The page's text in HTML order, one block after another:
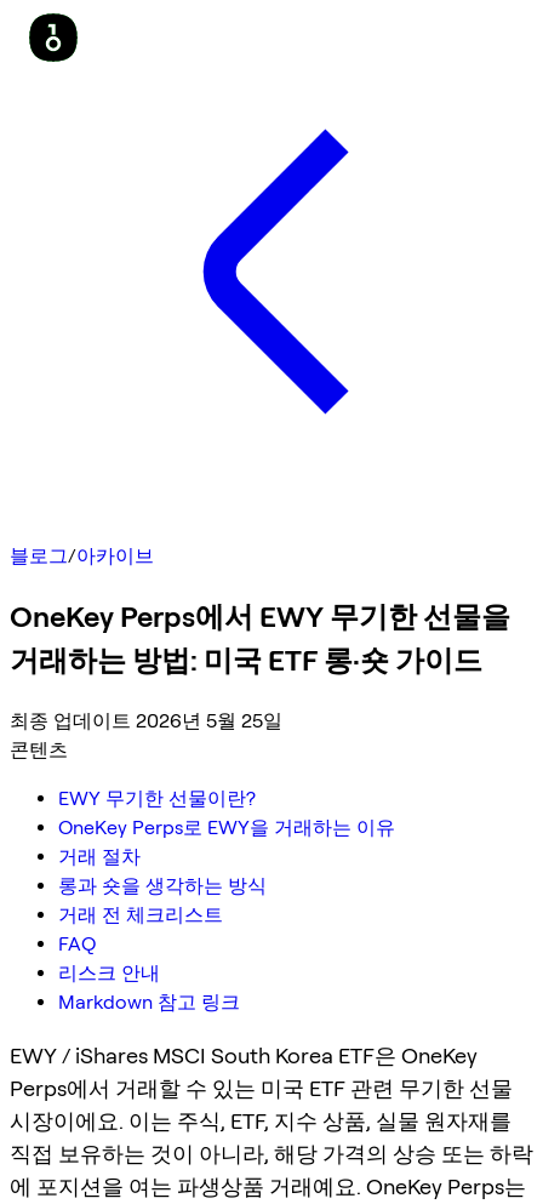
블로그/아카이브
OneKey Perps에서 EWY 무기한 선물을
거래하는 방법: 미국 ETF 롱·숏 가이드
최종 업데이트 2026년 5월 25일
콘텐츠
EWY 무기한 선물이란?
OneKey Perps로 EWY을 거래하는 이유
거래 절차
롱과 숏을 생각하는 방식
거래 전 체크리스트
FAQ
리스크 안내
Markdown 참고 링크
EWY / iShares MSCI South Korea ETF은 OneKey
Perps에서 거래할 수 있는 미국 ETF 관련 무기한 선물
시장이에요. 이는 주식, ETF, 지수 상품, 실물 원자재를
직접 보유하는 것이 아니라, 해당 가격의 상승 또는 하락
에 포지션을 여는 파생상품 거래예요. OneKey Perps는